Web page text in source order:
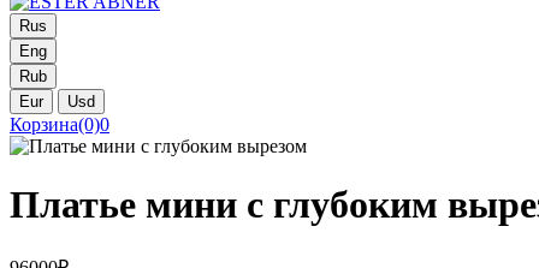
Rus
Eng
Rub
Eur
Usd
Корзина(0)0
Платье мини с глубоким